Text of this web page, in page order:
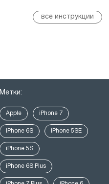
все инструкции
Метки:
Apple iPhone 7
iPhone 6S iPhone 5SE
iPhone 5S
iPhone 6S Plus